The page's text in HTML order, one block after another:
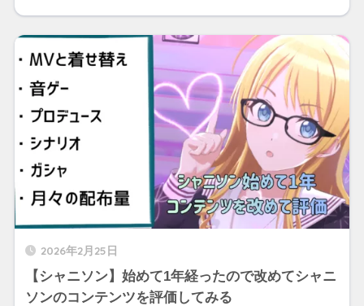
2026年2月25日
【シャニソン】始めて1年経ったので改めてシャニ
ソンのコンテンツを評価してみる